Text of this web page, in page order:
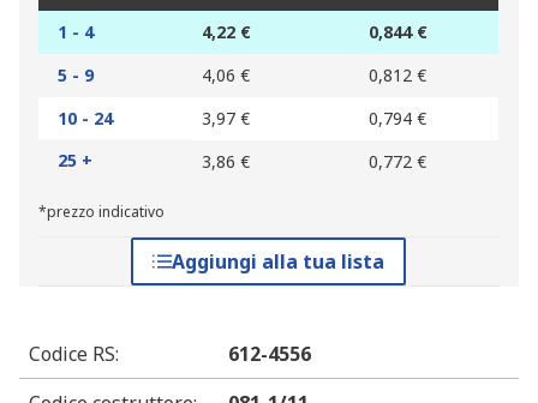
1 - 4 4,22 €
0,844 €
5 - 9
4,06 €
0,812 €
10 - 24
3,97 €
0,794 €
25 +
3,86 € 0,772 €
*prezzo indicativo
Aggiungi alla tua lista
Codice RS:
612-4556